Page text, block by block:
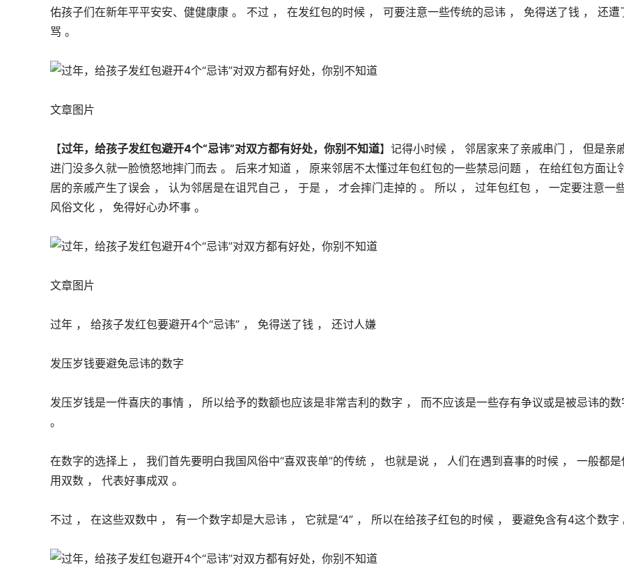
佑孩子们在新年平平安安、健健康康 。 不过 ， 在发红包的时候 ， 可要注意一些传统的忌讳 ， 免得送了钱 ， 还遭
骂 。
文章图片
【过年，给孩子发红包避开4个“忌讳”对双方都有好处，你别不知道】记得小时候 ， 邻居家来了亲戚串门 ， 但是亲
进门没多久就一脸愤怒地摔门而去 。 后来才知道 ， 原来邻居不太懂过年包红包的一些禁忌问题 ， 在给红包方面让
居的亲戚产生了误会 ， 认为邻居是在诅咒自己 ， 于是 ， 才会摔门走掉的 。 所以 ， 过年包红包 ， 一定要注意一
风俗文化 ， 免得好心办坏事 。
文章图片
过年 ， 给孩子发红包要避开4个“忌讳” ， 免得送了钱 ， 还讨人嫌
发压岁钱要避免忌讳的数字
发压岁钱是一件喜庆的事情 ， 所以给予的数额也应该是非常吉利的数字 ， 而不应该是一些存有争议或是被忌讳的数
。
在数字的选择上 ， 我们首先要明白我国风俗中“喜双丧单”的传统 ， 也就是说 ， 人们在遇到喜事的时候 ， 一般都是
用双数 ， 代表好事成双 。